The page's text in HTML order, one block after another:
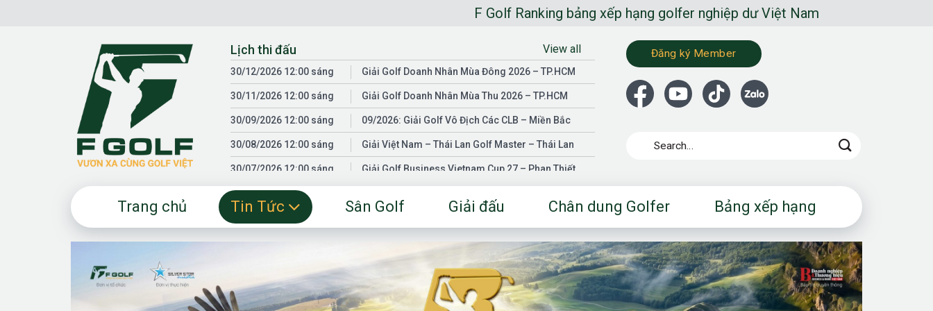
F Golf Ranking bảng xếp hạng golfer nghiệp dư Việt Nam
Lịch thi đấu View all
30/12/2026 12:00 sáng Giải Golf Doanh Nhân Mùa Đông 2026 – TP.HCM
30/11/2026 12:00 sáng Giải Golf Doanh Nhân Mùa Thu 2026 – TP.HCM
30/09/2026 12:00 sáng 09/2026: Giải Golf Vô Địch Các CLB – Miền Bắc
30/08/2026 12:00 sáng Giải Việt Nam – Thái Lan Golf Master – Thái Lan
30/07/2026 12:00 sáng Giải Golf Business Vietnam Cup 27 – Phan Thiết
30/06/2026 12:00 sáng
30/05/2026 12:00 sáng
30/01/2026 12:00 sáng
Fgolf Open Championship – Tây Ninh
18/04/2025 12:00 sáng Golf Business Vietnam Cup 25
Đăng ký Member
Trang chủ Tin Tức Sân Golf Giải đấu Chân dung Golfer Bảng xếp hạng